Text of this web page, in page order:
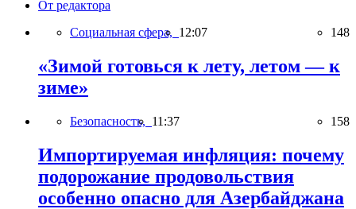
От редактора
Социальная сфера, 12:07 148
«Зимой готовься к лету, летом — к
зиме»
Безопасность, 11:37 158
Импортируемая инфляция: почему
подорожание продовольствия
особенно опасно для Азербайджана